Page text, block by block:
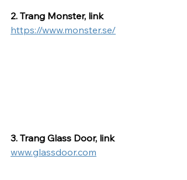
2. Trang Monster, link
https://www.monster.se/
3. Trang Glass Door, link
www.glassdoor.com